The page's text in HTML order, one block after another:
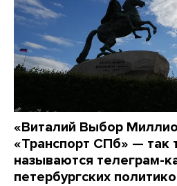
«Виталий Выбор
«Транспорт СПб» — так
называются телеграм-
петербургских